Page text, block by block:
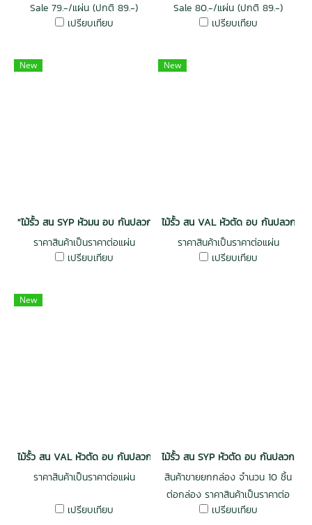
Sale 79.-/แผ่น (ปกติ 89.-)
เปรียบเทียบ
Sale 80.-/แผ่น (ปกติ 89.-)
เปรียบเทียบ
New
"ไม้รั้ว สน SYP หัวมน อบ กันปลวก H3.2 เกรดพรีเมี่ยม 1x4x1.0
ราคาสินค้าเป็นราคาต่อแผ่น
เปรียบเทียบ
New
ไม้รั้ว สน VAL หัวตัด อบ กันปลวก
ราคาสินค้าเป็นราคาต่อแผ่น
เปรียบเทียบ
New
ไม้รั้ว สน VAL หัวตัด อบ กันปลวก H3.2 เกรดพรีเมี่ยม 1x4x1.0
ราคาสินค้าเป็นราคาต่อแผ่น
เปรียบเทียบ
ไม้รั้ว สน SYP หัวตัด อบ กันปลวก
สินค้าขายยกกล่อง จำนวน 10 ชิ้น
ต่อกล่อง ราคาสินค้าเป็นราคาต่อ
แผ่น
เปรียบเทียบ